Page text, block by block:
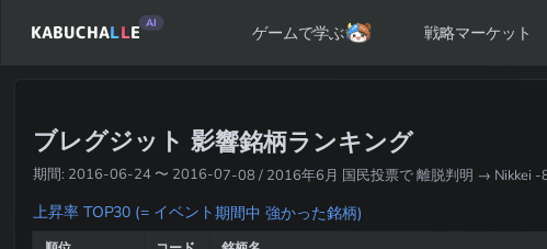
KABUCHALLE AI ゲームで学ぶ 戦略マーケット
ブレグジット 影響銘柄ランキング
期間: 2016-06-24 〜 2016-07-08 / 2016年6月 国民投票で 離脱判明 → Nikkei -
上昇率 TOP30 (= イベント期間中 強かった銘柄)